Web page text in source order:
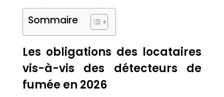
Sommaire
Les obligations des locataires
vis-à-vis des détecteurs de
fumée en 2026